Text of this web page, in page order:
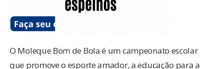
O Moleque Bom de Bola é um campeonato escolar
que promove o esporte amador, a educação para a